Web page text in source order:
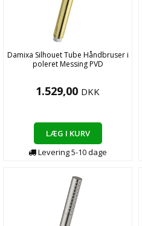
Damixa Silhouet Tube Håndbruser i
poleret Messing PVD
1.529,00 DKK
LÆG I KURV
Levering5-10dage